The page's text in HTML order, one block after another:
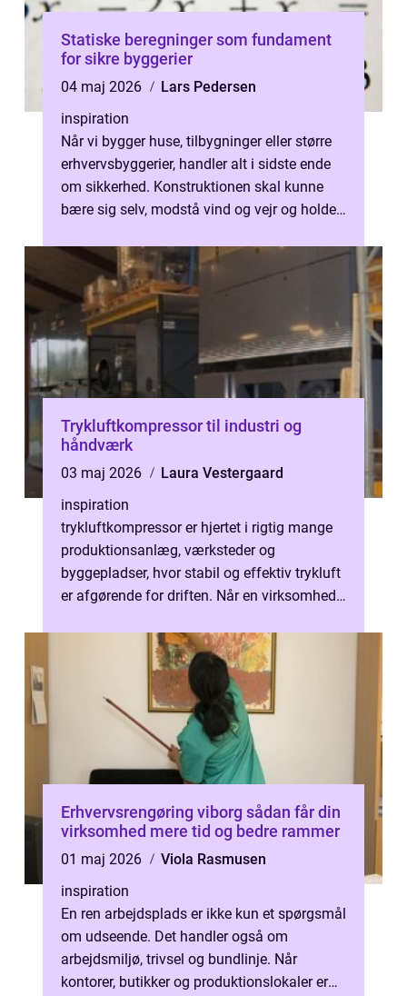
Statiske beregninger som fundament
for sikre byggerier
04 maj 2026
Lars Pedersen
inspiration
Når vi bygger huse, tilbygninger eller større
erhvervsbyggerier, handler alt i sidste ende
om sikkerhed. Konstruktionen skal kunne
bære sig selv, modstå vind og vejr og holde i
Trykluftkompressor til industri og
håndværk
03 maj 2026
Laura Vestergaard
inspiration
trykluftkompressor er hjertet i rigtig mange
produktionsanlæg, værksteder og
byggepladser, hvor stabil og effektiv trykluft
er afgørende for driften. Når en virksomhed
Erhvervsrengøring viborg sådan får din
virksomhed mere tid og bedre rammer
01 maj 2026
Viola Rasmusen
inspiration
En ren arbejdsplads er ikke kun et spørgsmål
om udseende. Det handler også om
arbejdsmiljø, trivsel og bundlinje. Når
kontorer, butikker og produktionslokaler er